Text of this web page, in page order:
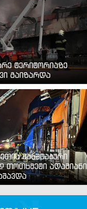
ტერიტორიაზე
გაიზარდა
მასშტაბური
თოთხმეტი ადამიანი